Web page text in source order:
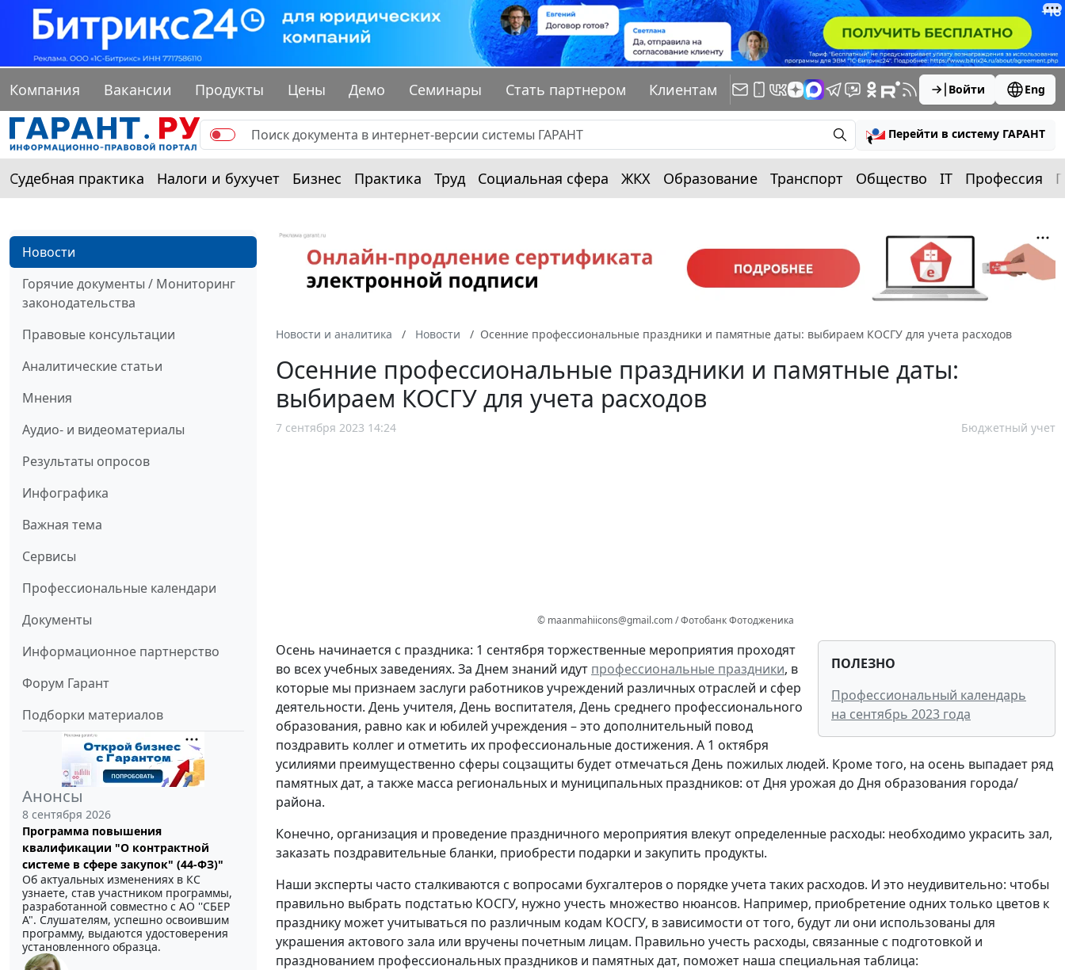
Компания Вакансии Продукты Цены Демо Семинары Стать партнером Клиентам Войти Eng
Перейти в систему ГАРАНТ
Судебная практика Налоги и бухучет Бизнес Практика Труд Социальная сфера ЖКХ Образование Транспорт Общество IT Профессия
Новости
Горячие документы / Мониторинг
законодательства
Правовые консультации
Аналитические статьи
Мнения
Аудио- и видеоматериалы
Результаты опросов
Инфографика
Важная тема
Сервисы
Профессиональные календари
Документы
Информационное партнерство
Форум Гарант
Подборки материалов
Анонсы
8 сентября 2026
Программа повышения
квалификации "О контрактной
системе в сфере закупок" (44-ФЗ)"
Об актуальных изменениях в КС
узнаете, став участником программы,
разработанной совместно с АО ''СБЕР
А". Слушателям, успешно освоившим
программу, выдаются удостоверения
установленного образца.
Новости и аналитика Новости Осенние профессиональные праздники и памятные даты: выбираем КОСГУ для учета расходов
Осенние профессиональные праздники и памятные даты:
выбираем КОСГУ для учета расходов
7 сентября 2023 14:24 Бюджетный учет
© maanmahiicons@gmail.com / Фотобанк Фотодженика
ПОЛЕЗНО
Профессиональный календарь
на сентябрь 2023 года
Осень начинается с праздника: 1 сентября торжественные мероприятия проходят
во всех учебных заведениях. За Днем знаний идут профессиональные праздники, в
которые мы признаем заслуги работников учреждений различных отраслей и сфер
деятельности. День учителя, День воспитателя, День среднего профессионального
образования, равно как и юбилей учреждения – это дополнительный повод
поздравить коллег и отметить их профессиональные достижения. А 1 октября
усилиями преимущественно сферы соцзащиты будет отмечаться День пожилых людей. Кроме того, на осень выпадает ряд
памятных дат, а также масса региональных и муниципальных праздников: от Дня урожая до Дня образования города/
района.
Конечно, организация и проведение праздничного мероприятия влекут определенные расходы: необходимо украсить зал,
заказать поздравительные бланки, приобрести подарки и закупить продукты.
Наши эксперты часто сталкиваются с вопросами бухгалтеров о порядке учета таких расходов. И это неудивительно: чтобы
правильно выбрать подстатью КОСГУ, нужно учесть множество нюансов. Например, приобретение одних только цветов к
празднику может учитываться по различным кодам КОСГУ, в зависимости от того, будут ли они использованы для
украшения актового зала или вручены почетным лицам. Правильно учесть расходы, связанные с подготовкой и
празднованием профессиональных праздников и памятных дат, поможет наша специальная таблица: